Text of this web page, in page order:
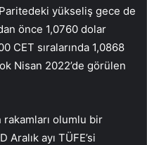
Paritedeki yükseliş gece de
önce 1,0760 dolar
CET sıralarında 1,0868
Nisan 2022’de görülen
rakamları olumlu bir
ayı TÜFE’si